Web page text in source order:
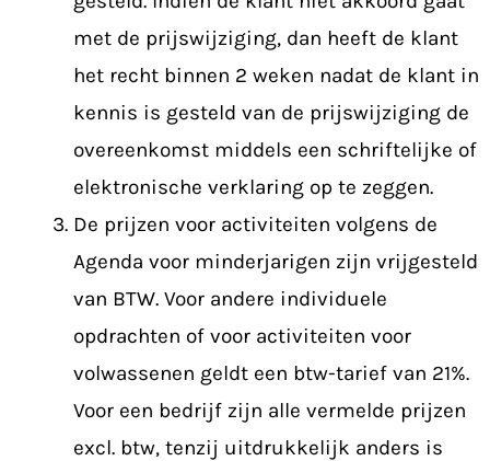
met de prijswijziging, dan heeft de klant
het recht binnen 2 weken nadat de klant in
kennis is gesteld van de prijswijziging de
overeenkomst middels een schriftelijke of
elektronische verklaring op te zeggen.
De prijzen voor activiteiten volgens de
Agenda voor minderjarigen zijn vrijgesteld
van BTW. Voor andere individuele
opdrachten of voor activiteiten voor
volwassenen geldt een btw-tarief van 21%.
Voor een bedrijf zijn alle vermelde prijzen
excl. btw, tenzij uitdrukkelijk anders is